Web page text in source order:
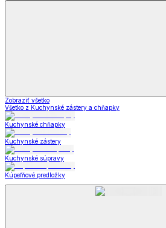
Zobraziť všetko
Všetko z Kuchynské zástery a chňapky
Kuchynské chňapky
Kuchynské zástery
Kuchynské súpravy
Kúpeľňové predložky